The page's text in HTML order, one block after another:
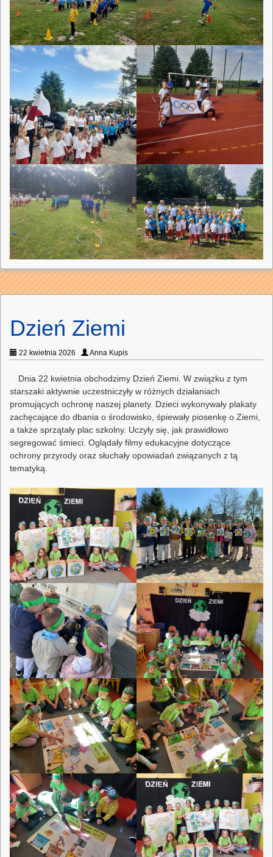
Dzień Ziemi
22 kwietnia 2026 Anna Kupis
Dnia 22 kwietnia obchodzimy Dzień Ziemi. W związku z tym
starszaki aktywnie uczestniczyły w różnych działaniach
promujących ochronę naszej planety. Dzieci wykonywały plakaty
zachęcające do dbania o środowisko, śpiewały piosenkę o Ziemi,
a także sprzątały plac szkolny. Uczyły się, jak prawidłowo
segregować śmieci. Oglądały filmy edukacyjne dotyczące
ochrony przyrody oraz słuchały opowiadań związanych z tą
tematyką.